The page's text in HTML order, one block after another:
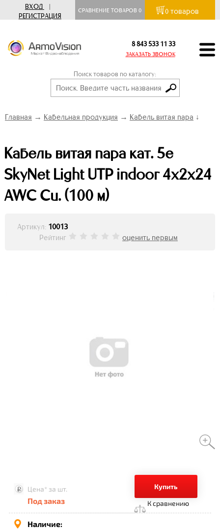
ВХОД
|
РЕГИСТРАЦИЯ
СРАВНЕНИЕ ТОВАРОВ0 0 товаров
8 843 533 11 33
ЗАКАЗАТЬ ЗВОНОК
Поиск товаров по каталогу:
Главная → Кабельная продукция → Кабель витая пара ↓
Кабель витая пара кат. 5е
SkyNet Light UTP indoor 4x2x24
AWC Cu. (100 м)
Артикул: 10013
Рейтинг
оценить первым
Купить
Цена* за шт.
Под заказ К сравнению
Наличие: